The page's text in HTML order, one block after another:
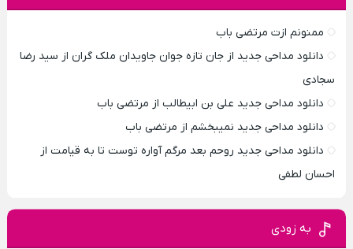
ممنونم ازت مرتضی باب
دانلود مداحی جدید از جان تازه جوان جاویدان ملک گران از سید رضا
سجادی
دانلود مداحی جدید علی بن ابیطالب از مرتضی باب
دانلود مداحی جدید نمیبخشم از مرتضی باب
دانلود مداحی جدید روحم بعد مرگم آواره توست تا به قیامت از
احسان لطفی
به زودی